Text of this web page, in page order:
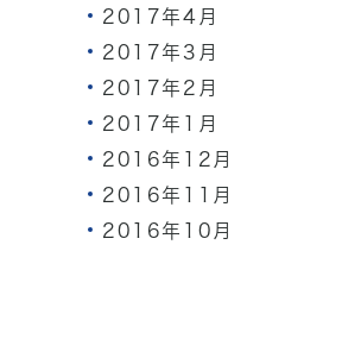
2017年4月
2017年3月
2017年2月
2017年1月
2016年12月
2016年11月
2016年10月